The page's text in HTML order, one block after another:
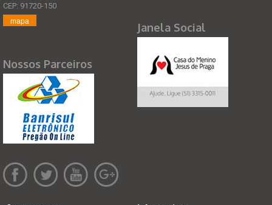
CEP: 91720-150
mapa
Nossos Parceiros
Janela Social